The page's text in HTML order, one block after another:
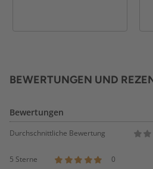
BEWERTUNGEN UND
Bewertungen
Durchschnittliche Bewertung
5 Sterne
0